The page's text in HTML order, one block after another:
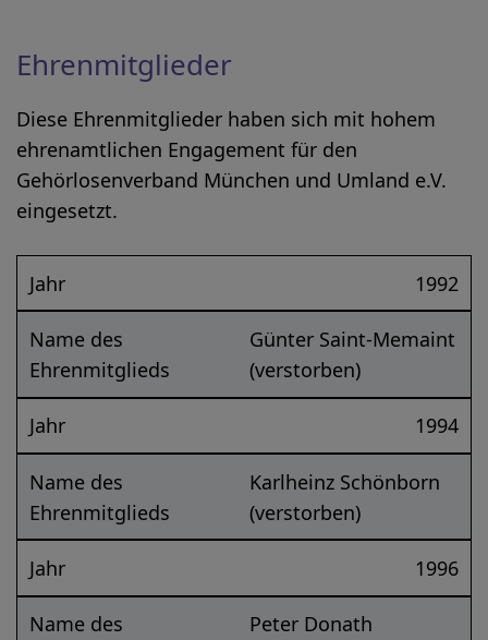
Ehrenmitglieder
Diese Ehrenmitglieder haben sich mit hohem
ehrenamtlichen Engagement für den
Gehörlosenverband München und Umland e.V.
eingesetzt.
Jahr 1992
Name des
Ehrenmitglieds
Günter Saint-Memaint
(verstorben)
Jahr 1994
Name des
Ehrenmitglieds
Karlheinz Schönborn
(verstorben)
Jahr 1996
Name des
Peter Donath